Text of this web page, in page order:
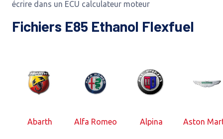
écrire dans un ECU calculateur moteur
Fichiers E85 Ethanol Flexfuel
Abarth Alfa Romeo Alpina Aston